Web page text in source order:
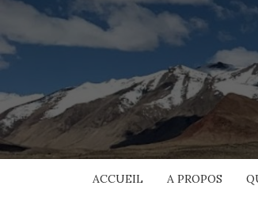
ACCUEIL A PROPOS